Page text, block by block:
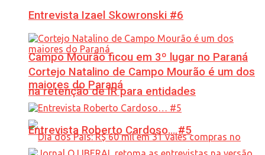
Campo Mourão ficou em 3º lugar no Paraná
na retenção de IR para entidades
Entrevista Izael Skowronski #6
Cortejo Natalino de Campo Mourão é um dos
maiores do Paraná
Entrevista Roberto Cardoso… #5